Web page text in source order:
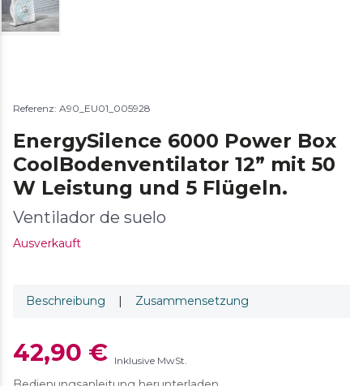
Referenz: A90_EU01_005928
EnergySilence 6000 Power Box
CoolBodenventilator 12” mit 50
W Leistung und 5 Flügeln.
Ventilador de suelo
Ausverkauft
Beschreibung | Zusammensetzung
42,90 € Inklusive MwSt.